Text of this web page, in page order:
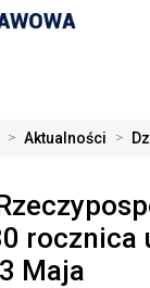
> Aktualności >
rocznica
Maja